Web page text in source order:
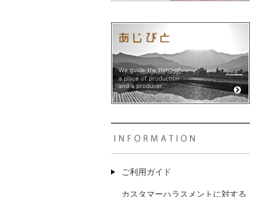
ご利用ガイド
カスタマーハラスメントに対する